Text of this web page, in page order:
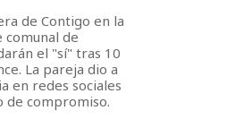
de Contigo en la
comunal de
el "sí" tras 10
La pareja dio a
en redes sociales
de compromiso.